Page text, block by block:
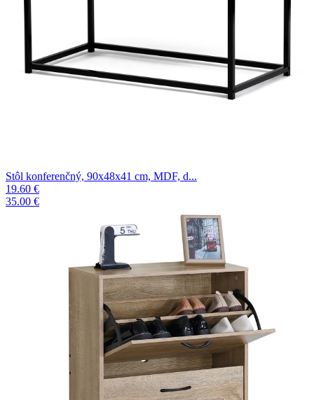
Stôl konferenčný, 90x48x41 cm, MDF, d...
19.60 €
35.00 €